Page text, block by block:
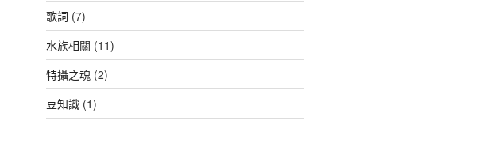
歌詞 (7)
水族相關 (11)
特攝之魂(2)
豆知識(1)